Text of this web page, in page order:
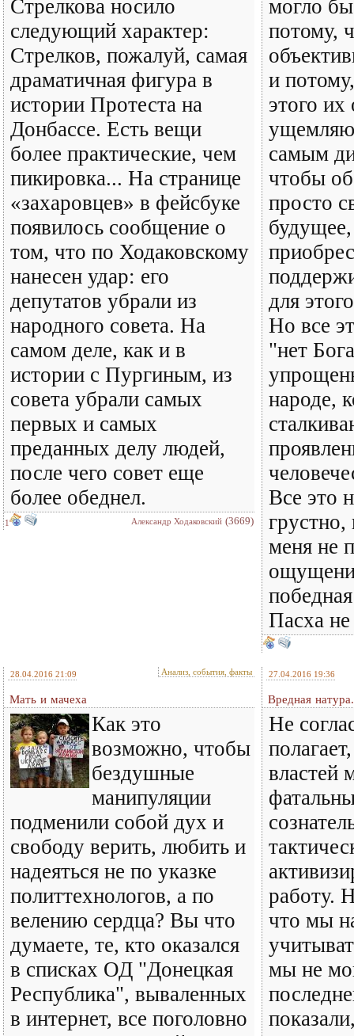
Стрелкова носило
следующий характер:
Стрелков, пожалуй, самая
драматичная фигура в
истории Протеста на
Донбассе. Есть вещи
более практические, чем
пикировка... На странице
«захаровцев» в фейсбуке
появилось сообщение о
том, что по Ходаковскому
нанесен удар: его
депутатов убрали из
народного совета. На
самом деле, как и в
истории с Пургиным, из
совета убрали самых
первых и самых
преданных делу людей,
после чего совет еще
более обеднел.
1 Александр Ходаковский (3669)
могло
потому,
и
этого
самым
чтобы
просто
для
Но все
"нет
народе,
Все это
меня не
Пасха
28.04.2016 21:09 Анализ, события, факты
Мать и мачеха
Как это
возможно, чтобы
бездушные
манипуляции
подменили собой дух и
свободу верить, любить и
надеяться не по указке
политтехнологов, а по
велению сердца? Вы что
думаете, те, кто оказался
в списках ОД "Донецкая
Республика", вываленных
в интернет, все поголовно
27.04.2016 19:36
Вредная натура.
Не
властей
работу.
что мы
мы не